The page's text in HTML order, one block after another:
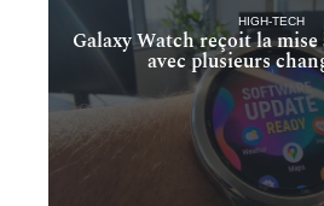
HIGH-TECH
Galaxy Watch reçoit la
avec plusieurs